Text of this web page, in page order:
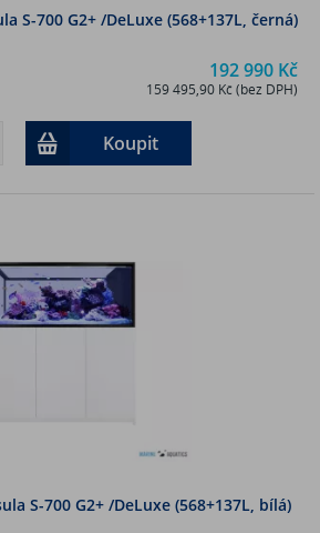
S-700 G2+ /DeLuxe (568+137L, černá)
192 990 Kč
159 495,90 Kč (bez DPH)
Koupit
S-700 G2+ /DeLuxe (568+137L, bílá)